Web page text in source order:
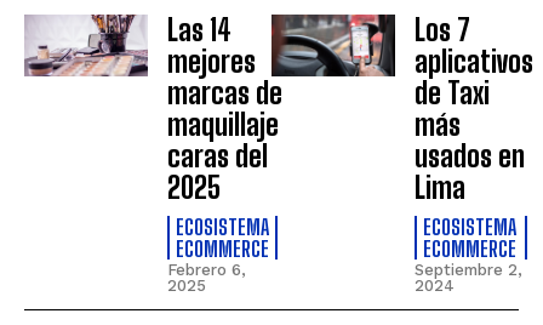
Las 14
mejores
marcas de
maquillaje
caras del
2025
ECOSISTEMA
ECOMMERCE
Febrero 6,
2025
Los 7
aplicativos
de Taxi
más
usados en
Lima
ECOSISTEMA
ECOMMERCE
Septiembre 2,
2024